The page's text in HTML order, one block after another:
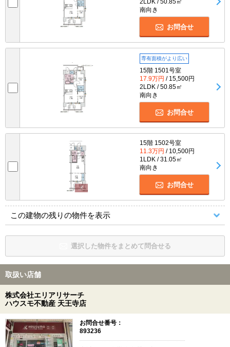
2LDK / 50.85㎡
南向き
お問合せ
専有面積がより広い
15階 1501号室
17.9万円 / 15,500円
2LDK / 50.85㎡
南向き
お問合せ
15階 1502号室
11.3万円 / 10,500円
1LDK / 31.05㎡
南向き
お問合せ
この建物の残りの物件を表示
選択した物件をまとめて問合せる
取扱い店舗
株式会社エリアリサーチ
ハウスモ不動産 天王寺店
お問合せ番号：
893236